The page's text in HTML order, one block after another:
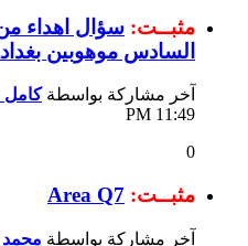
مثبــت: سؤال اهداء
السادس موهوبين
آخر مشاركة بواسطة
11:49 PM
0
مثبــت: Area Q7
آخر مشاركة بواسطة